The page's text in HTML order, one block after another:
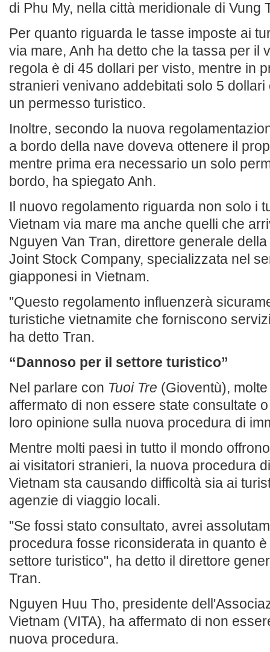
di Phu My, nella città meridionale di Vung
Per quanto riguarda le tasse imposte ai
via mare, Anh ha detto che la tassa per il
regola è di 45 dollari per visto, mentre in
stranieri venivano addebitati solo 5
un permesso turistico.
Inoltre, secondo la nuova
a bordo della nave doveva ottenere il
mentre prima era necessario un solo
bordo, ha spiegato Anh.
Il nuovo regolamento riguarda non solo i
Vietnam via mare ma anche quelli che
Nguyen Van Tran, direttore generale
Joint Stock Company, specializzata nel
giapponesi in Vietnam.
"Questo regolamento influenzerà
turistiche vietnamite che forniscono
ha detto Tran.
“Dannoso per il settore turistico”
Nel parlare con Tuoi Tre (Gioventù),
affermato di non essere state consultate
loro opinione sulla nuova procedura di
Mentre molti paesi in tutto il mondo
ai visitatori stranieri, la nuova procedura
Vietnam sta causando difficoltà sia ai
agenzie di viaggio locali.
"Se fossi stato consultato, avrei
procedura fosse riconsiderata in quanto
settore turistico", ha detto il direttore
Tran.
Nguyen Huu Tho, presidente
Vietnam (VITA), ha affermato di non
nuova procedura.